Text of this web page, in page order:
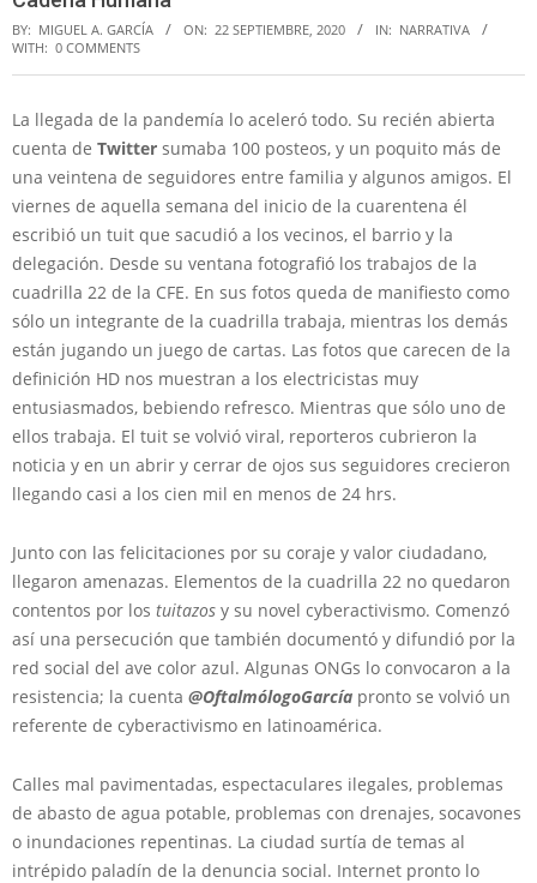
BY: MIGUEL A. GARCÍA ON: 22 SEPTIEMBRE, 2020 IN: NARRATIVA
WITH: 0 COMMENTS
La llegada de la pandemía lo aceleró todo. Su recién abierta
cuenta de Twitter sumaba 100 posteos, y un poquito más de
una veintena de seguidores entre familia y algunos amigos. El
viernes de aquella semana del inicio de la cuarentena él
escribió un tuit que sacudió a los vecinos, el barrio y la
delegación. Desde su ventana fotografió los trabajos de la
cuadrilla 22 de la CFE. En sus fotos queda de manifiesto como
sólo un integrante de la cuadrilla trabaja, mientras los demás
están jugando un juego de cartas. Las fotos que carecen de la
definición HD nos muestran a los electricistas muy
entusiasmados, bebiendo refresco. Mientras que sólo uno de
ellos trabaja. El tuit se volvió viral, reporteros cubrieron la
noticia y en un abrir y cerrar de ojos sus seguidores crecieron
llegando casi a los cien mil en menos de 24 hrs.
Junto con las felicitaciones por su coraje y valor ciudadano,
llegaron amenazas. Elementos de la cuadrilla 22 no quedaron
contentos por los tuitazos y su novel cyberactivismo. Comenzó
así una persecución que también documentó y difundió por la
red social del ave color azul. Algunas ONGs lo convocaron a la
resistencia; la cuenta @OftalmólogoGarcía pronto se volvió un
referente de cyberactivismo en latinoamérica.
Calles mal pavimentadas, espectaculares ilegales, problemas
de abasto de agua potable, problemas con drenajes, socavones
o inundaciones repentinas. La ciudad surtía de temas al
intrépido paladín de la denuncia social. Internet pronto lo